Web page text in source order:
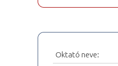
Oktató neve: